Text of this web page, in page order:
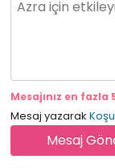
Mesajınız en
Mesaj yazarak